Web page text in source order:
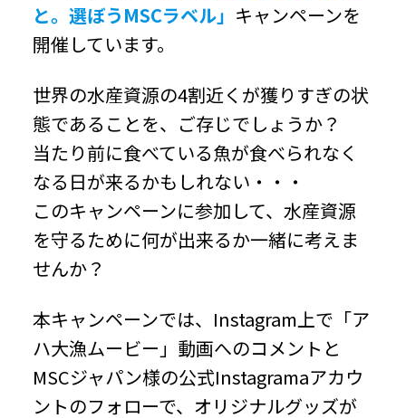
と。選ぼうMSCラベル」 キャンペーンを
開催しています。
世界の水産資源の4割近くが獲りすぎの状
態であることを、ご存じでしょうか？
当たり前に食べている魚が食べられなく
なる日が来るかもしれない・・・
このキャンペーンに参加して、水産資源
を守るために何が出来るか一緒に考えま
せんか？
本キャンペーンでは、Instagram上で「ア
ハ大漁ムービー」動画へのコメントと
MSCジャパン様の公式Instagramaアカウ
ントのフォローで、オリジナルグッズが